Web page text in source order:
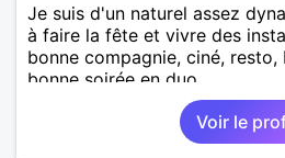
Je suis d'un naturel assez
à faire la fête et vivre des
bonne compagnie, ciné, resto,
bonne soirée en duo.
Voir le